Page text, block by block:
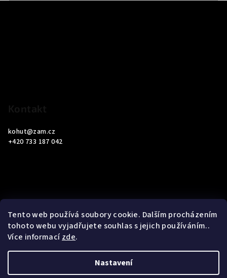
Tento web používá soubory cookie. Dalším procházením
tohoto webu vyjadřujete souhlas s jejich používáním..
Více informacízde.
Nastavení
kohut@zam.cz
+420 733 187 042
Informace pro vás
Obchodní podmínky